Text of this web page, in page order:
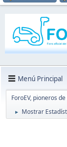
Menú Principal
ForoEV, pioneros
► Mostrar